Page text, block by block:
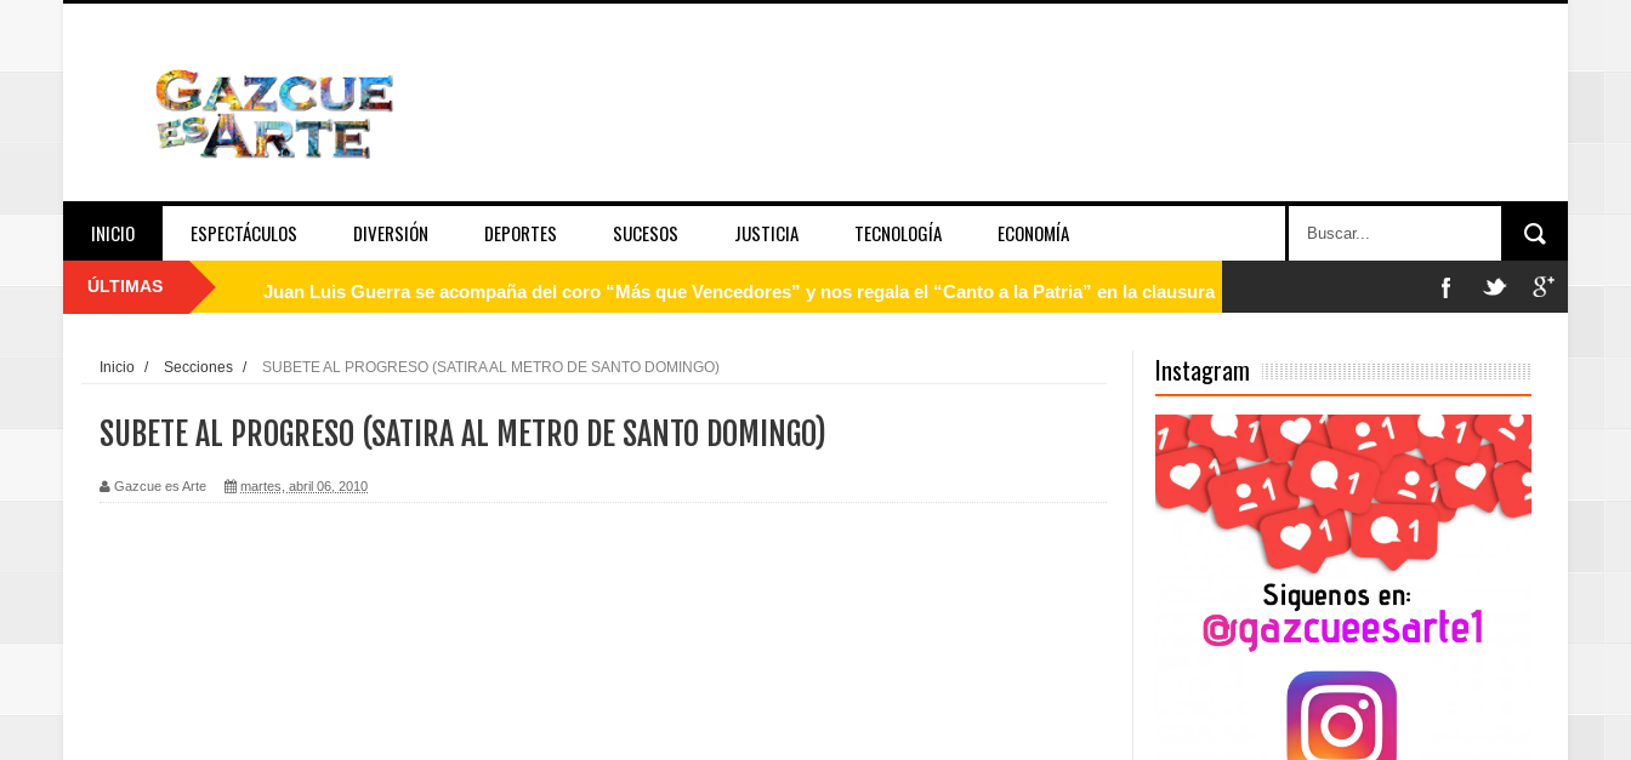
INICIO ESPECTÁCULOS DIVERSIÓN DEPORTES SUCESOS JUSTICIA TECNOLOGÍA ECONOMÍA
ÚLTIMAS Juan Luis Guerra se acompaña del coro “Más que Vencedores” y nos regala el “Canto a la Patria” en la clausura
Embajada dominicana en Francia y Banreservas lanzan convocatoria para residencias artísticas en París
Pavel Núñez y su Bipolarband deslumbran con una noche de fusiones e invitados de lujo en el Hard Rock Café
Inicio / Secciones / SUBETE AL PROGRESO (SATIRA AL METRO DE SANTO DOMINGO)
SUBETE AL PROGRESO (SATIRA AL METRO DE SANTO DOMINGO)
Gazcue es Arte martes, abril 06, 2010
Instagram